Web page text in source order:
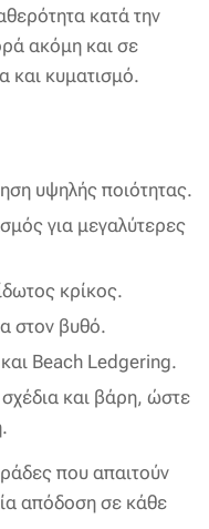
κατά την
ακόμη και σε
και κυματισμό.
υψηλής ποιότητας.
για μεγαλύτερες
κρίκος.
στον βυθό.
Beach Ledgering.
και βάρη, ώστε
που απαιτούν
απόδοση σε κάθε